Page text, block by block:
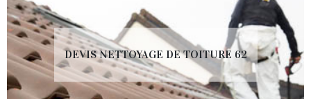
DEVIS NETTOYAGE DE TOITURE 62